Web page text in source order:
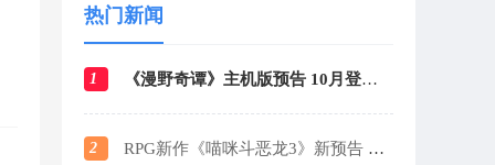
热门新闻
1 《漫野奇谭》主机版预告 10月登陆各大平台
2 RPG新作《喵咪斗恶龙3》新预告 战斗场景曝光